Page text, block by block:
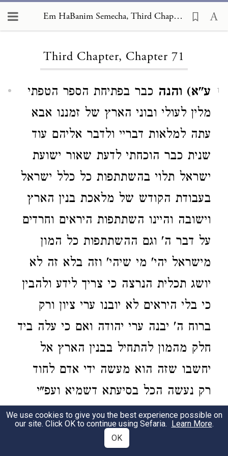
Em HaBanim Semecha, Third Chapter 71
Third Chapter, Chapter 71
1 ע"א) והנה כבר בפתיחת הספר הטפתי
מלין לעולי ובוני הארץ של זמננו אבא
עתה למלאות דבריי ולדבר אליהם עוד
שנית כבר הוכחתי לדעת שאור ישועת
ישראל תלוי בהשתתפות כל כלל ישראל
בעבודת הקודש של מלאכת בנין הארץ
וישובה והיינו השתתפות היראים וחרדים
על דבר ה' וגם ההשתתפות כל המון
מישראל יהי' מי שיהי' וזה בלא זה לא
יושג תכלית הנרצה כי צריך לידע ולהבין
כי בלי היראים לא יובנו ערי ציון ורק
ברוח ה' יבנה ערי יהודה ואם כי עלה ביד
חלק מהמון להתחיל בבנין הארץ אל
יחשבו שזה הוא מעשה ידי אדם לחוד
רק נעשה הכל בסיעתא דשמיא ועפ"י
סיבת כל הסיבות שסיבב בידם לעשות
ההתחלה על ידם דוקא וכמו שביארתי
We use cookies to give you the best experience possible on
our site. Click OK to continue using Sefaria. Learn More.
OK